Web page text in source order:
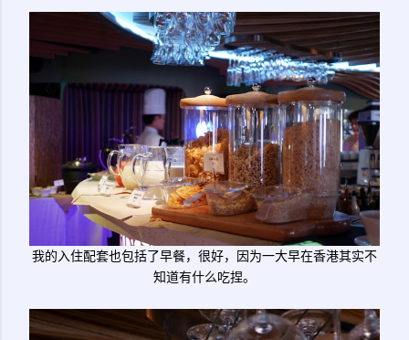
我的入住配套也包括了早餐，很好，因为一大早在香港其实不
知道有什么吃捏。